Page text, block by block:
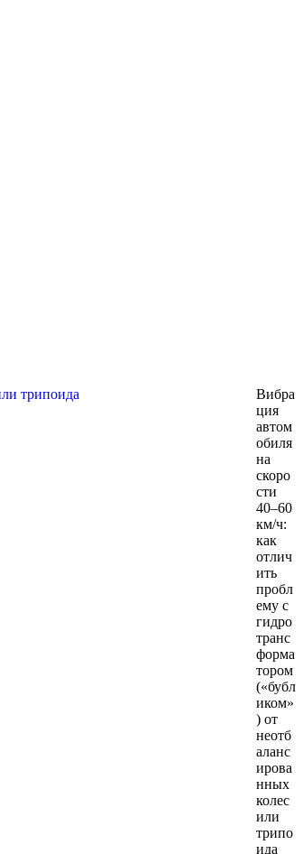
Вибра
ция
автом
обиля
на
скоро
сти
40–60
км/ч:
как
отлич
ить
пробл
ему с
гидро
транс
форма
тором
(«бубл
иком»
) от
неотб
аланс
ирова
нных
колес
или
трипо
ида